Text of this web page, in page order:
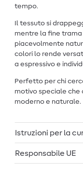
tempo.
Il tessuto si
mentre la fine trama
piacevolmente
colori lo rende
a espressivo e
Perfetto per chi
motivo speciale che
moderno e naturale.
Istruzioni per la
Responsabile UE